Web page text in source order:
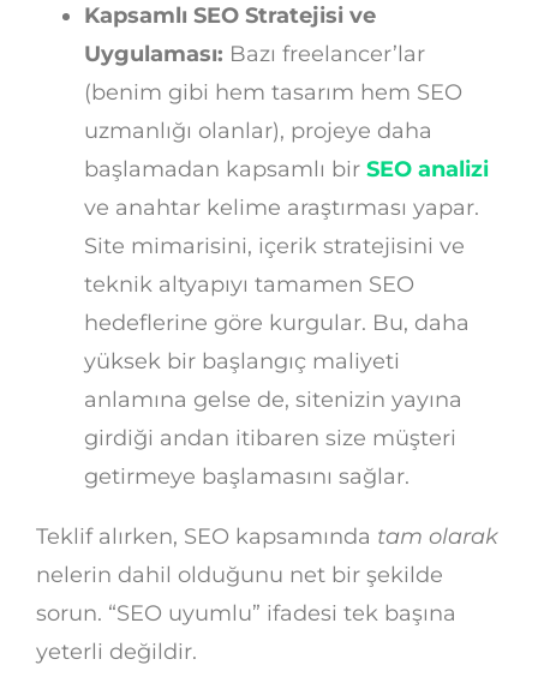
Kapsamlı SEO Stratejisi ve
Uygulaması: Bazı freelancer’lar
(benim gibi hem tasarım hem SEO
uzmanlığı olanlar), projeye daha
başlamadan kapsamlı bir SEO analizi
ve anahtar kelime araştırması yapar.
Site mimarisini, içerik stratejisini ve
teknik altyapıyı tamamen SEO
hedeflerine göre kurgular. Bu, daha
yüksek bir başlangıç maliyeti
anlamına gelse de, sitenizin yayına
girdiği andan itibaren size müşteri
getirmeye başlamasını sağlar.
Teklif alırken, SEO kapsamında tam olarak
nelerin dahil olduğunu net bir şekilde
sorun. “SEO uyumlu” ifadesi tek başına
yeterli değildir.